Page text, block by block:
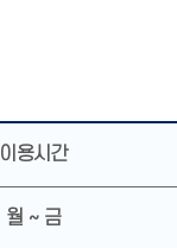
이용시간
월 ~ 금